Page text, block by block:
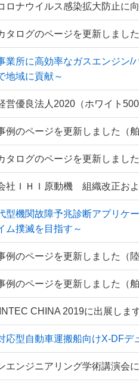
ロナウイルス感染拡大防止に
タログのページを更新しまし
業所に高効率なガスエンジン
地域に貢献～
営優良法人2020（ホワイト
例のページを更新しました（
タログのページを更新しまし
社ＩＨＩ原動機 組織改正お
型機関故障予兆診断アプリケ
ム撲滅を目指す～
例のページを更新しました（
例のページを更新しました（
CHINA 2019に出展しま
応型自動車運搬船向けX-DFデ
エンジニアリング学術講演会